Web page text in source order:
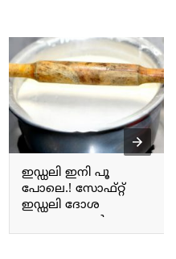
ഇഡ്ഡലി ഇനി പൂ
പോലെ.! സോഫ്റ്റ്
ഇഡ്ഡലി ദോശ
തയ്യാറാക്കാൻ
പലർക്കും അറിയാത്ത